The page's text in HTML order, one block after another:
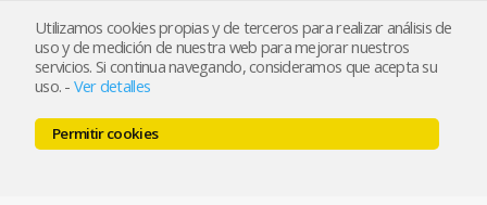
Utilizamos cookies propias y de terceros para realizar análisis de
uso y de medición de nuestra web para mejorar nuestros
servicios. Si continua navegando, consideramos que acepta su
uso. - Ver detalles
Permitir cookies
tienda@mercadoracing.com